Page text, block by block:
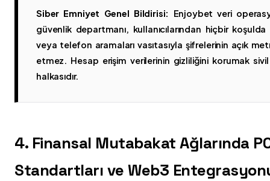
Siber Emniyet Genel Bildirisi:
Enjoybet veri
güvenlik departmanı, kullanıcılarından hiçbir
veya telefon aramaları vasıtasıyla şifrelerinin açık
etmez. Hesap erişim verilerinin gizliliğini korumak
halkasıdır.
4. Finansal Mutabakat Ağlarında
Standartları ve Web3